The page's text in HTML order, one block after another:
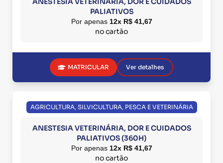
PALIATIVOS
Por apenas 12x R$ 41,67
no cartão
MATRICULAR Ver detalhes
AGRICULTURA, SILVICULTURA, PESCA E VETERINÁRIA
ANESTESIA VETERINÁRIA, DOR E CUIDADOS
PALIATIVOS (360H)
Por apenas 12x R$ 41,67
no cartão